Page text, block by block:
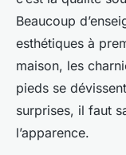
Beaucoup
esthétiques à
maison, les
pieds se
surprises, il faut
l’apparence.